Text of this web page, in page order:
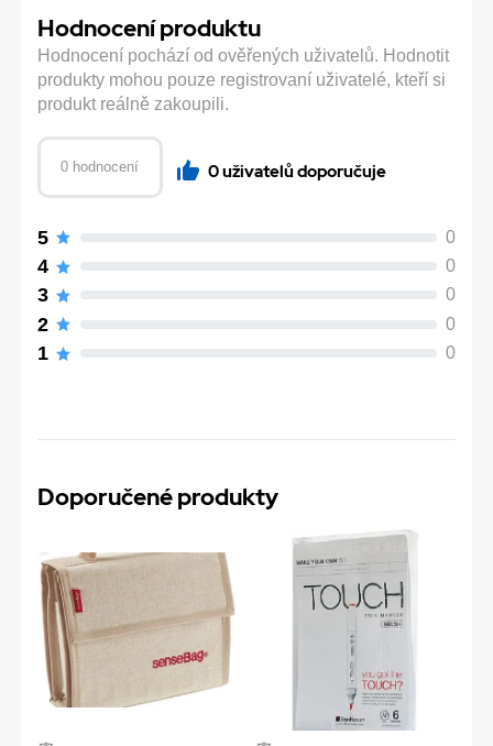
Hodnocení produktu
Hodnocení pochází od ověřených uživatelů. Hodnotit
produkty mohou pouze registrovaní uživatelé, kteří si
produkt reálně zakoupili.
0 hodnocení 0 uživatelů doporučuje
5 0
4 0
3 0
2 0
1 0
Doporučené produkty